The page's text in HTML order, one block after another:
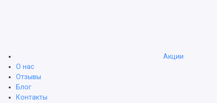
Акции
О нас
Отзывы
Блог
Контакты